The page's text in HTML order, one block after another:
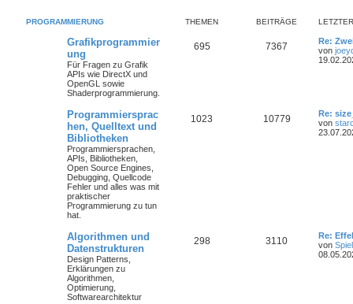
PROGRAMMIERUNG THEMEN BEITRÄGE
Grafikprogrammier
ung
Für Fragen zu Grafik
APIs wie DirectX und
OpenGL sowie
Shaderprogrammierung.
695 7367
Re:
von
Programmiersprac
hen, Quelltext und
Bibliotheken
Programmiersprachen,
APIs, Bibliotheken,
Open Source Engines,
Debugging, Quellcode
Fehler und alles was mit
praktischer
Programmierung zu tun
hat.
1023 10779
Re:
von
Algorithmen und
Datenstrukturen
Design Patterns,
Erklärungen zu
Algorithmen,
Optimierung,
Softwarearchitektur
298 3110
Re:
von